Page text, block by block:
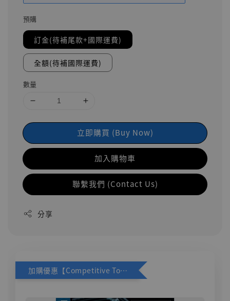
預購
訂金(待補尾款+國際運費)
全額(待補國際運費)
數量
立即購買 (Buy Now)
加入購物車
聯繫我們 (Contact Us)
分享
加購優惠【Competitive Toys 梅西 [CM001]】